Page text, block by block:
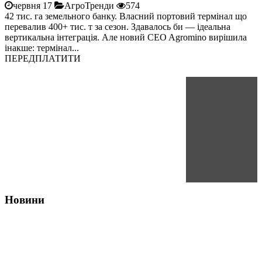
червня 17 АгроТренди
574
42 тис. га земельного банку. Власний портовий термінал що
перевалив 400+ тис. т за сезон. Здавалось би — ідеальна
вертикальна інтеграція. Але новий CEO Agromino вирішила
інакше: термінал...
ПЕРЕДПЛАТИТИ
Новини